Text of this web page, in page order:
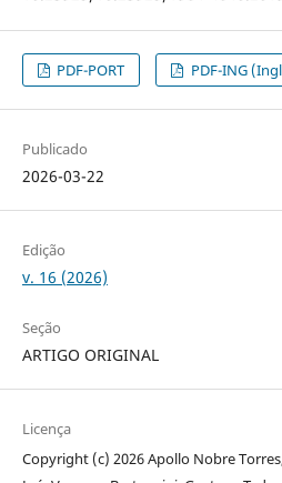
PDF-PORT PDF-ING
Publicado
2026-03-22
Edição
v. 16 (2026)
Seção
ARTIGO ORIGINAL
Licença
Copyright (c) 2026 Apollo Nobre